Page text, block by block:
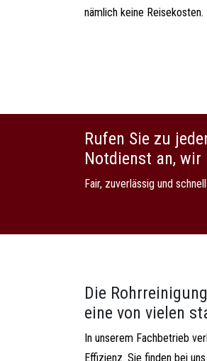
nämlich keine Reisekosten.
Rufen Sie zu
Notdienst an,
Fair, zuverlässig und
Die
eine von vielen
In unserem Fachbetrieb
Effizienz. Sie finden bei